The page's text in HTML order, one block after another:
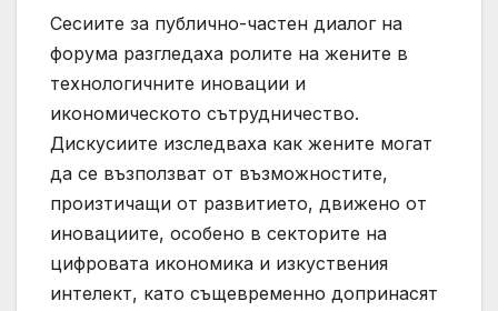
Сесиите за публично-частен диалог на
форума разгледаха ролите на жените в
технологичните иновации и
икономическото сътрудничество.
Дискусиите изследваха как жените могат
да се възползват от възможностите,
произтичащи от развитието, движено от
иновациите, особено в секторите на
цифровата икономика и изкуствения
интелект, като същевременно допринасят